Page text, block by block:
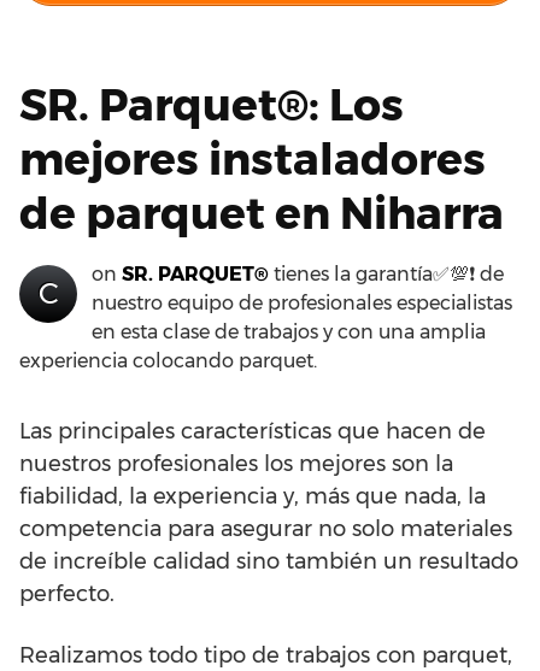
SR. Parquet®: Los
mejores instaladores
de parquet en Niharra
C
on SR. PARQUET® tienes la garantía✅💯❗ de
nuestro equipo de profesionales especialistas
en esta clase de trabajos y con una amplia
experiencia colocando parquet.
Las principales características que hacen de
nuestros profesionales los mejores son la
fiabilidad, la experiencia y, más que nada, la
competencia para asegurar no solo materiales
de increíble calidad sino también un resultado
perfecto.
Realizamos todo tipo de trabajos con parquet,